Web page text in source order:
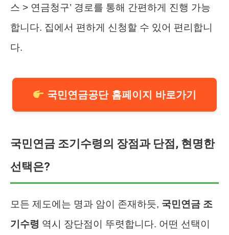
스 > 연금청구’ 경로를 통해 간편하게 진행 가능
합니다. 집에서 편하게 신청할 수 있어 편리합니
다.
국민연금공단 홈페이지 바로가기
국민연금 조기수령의 장점과 단점, 현명한
선택은?
모든 제도에는 명과 암이 존재하듯, 국민연금 조
기수령 역시 장단점이 뚜렷합니다. 어떤 선택이